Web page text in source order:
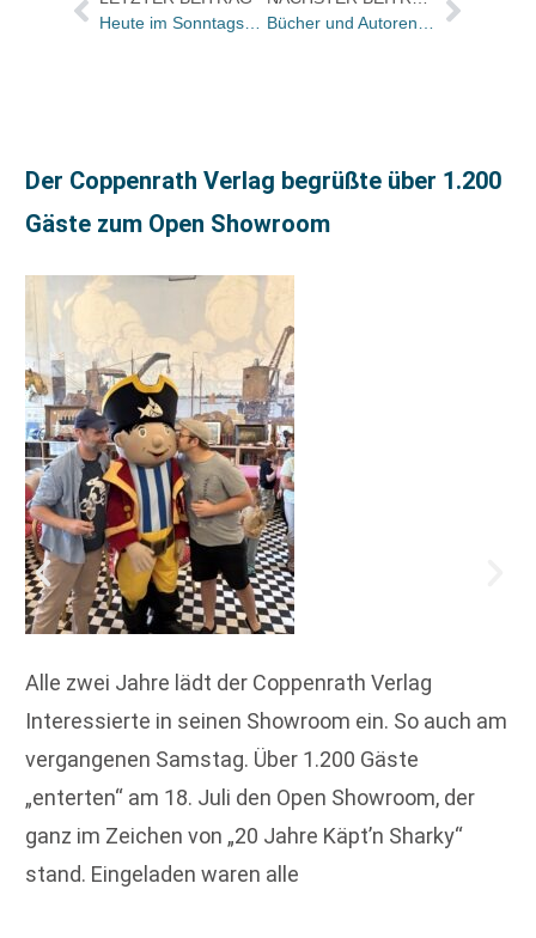
Heute im Sonntagsgespräch: Steffen Meier über Verlage als „Gatekeeper“ in der digitalen Welt
Der Coppenrath Verlag begrüßte über 1.200
Gäste zum Open Showroom
Alle zwei Jahre lädt der Coppenrath Verlag
Interessierte in seinen Showroom ein. So auch am
vergangenen Samstag. Über 1.200 Gäste
„enterten“ am 18. Juli den Open Showroom, der
ganz im Zeichen von „20 Jahre Käpt’n Sharky“
stand. Eingeladen waren alle